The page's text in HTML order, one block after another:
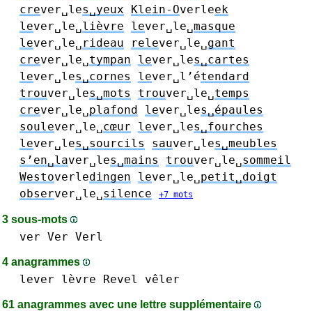
crever␣les␣yeux Klein-Overleek
lever␣le␣lièvre lever␣le␣masque
lever␣le␣rideau relever␣le␣gant
crever␣le␣tympan lever␣les␣cartes
lever␣les␣cornes lever␣l’étendard
trouver␣les␣mots trouver␣le␣temps
crever␣le␣plafond lever␣les␣épaules
soulever␣le␣cœur lever␣les␣fourches
lever␣les␣sourcils sauver␣les␣meubles
s’en␣laver␣les␣mains trouver␣le␣sommeil
Westoverledingen lever␣le␣petit␣doigt
observer␣le␣silence +7 mots
3 sous-mots
ver Ver Verl
4 anagrammes
lever lèvre Revel vêler
61 anagrammes avec une lettre supplémentaire